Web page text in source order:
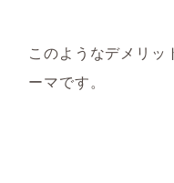
このようなデメリッ
ーマです。